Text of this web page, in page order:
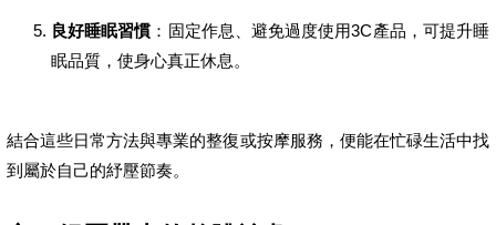
良好睡眠習慣 ：固定作息、避免過度使用3C產品，可提升睡
眠品質，使身心真正休息。
結合這些日常方法與專業的整復或按摩服務，便能在忙碌生活中找
到屬於自己的紓壓節奏。